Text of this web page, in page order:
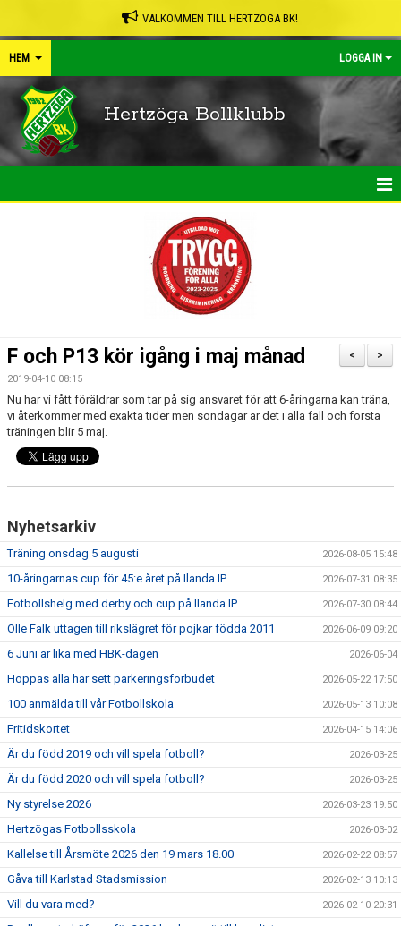
VÄLKOMMEN TILL HERTZÖGA BK!
HEM LOGGA IN
Hertzöga Bollklubb
SHOP
FRISPARKEN
BLI MEDLEM
MATCHER
KONTAKTER & LAG
SPONSORER
>
<
F och P13 kör igång i maj månad
2019-04-10 08:15
Nu har vi fått föräldrar som tar på sig ansvaret för att 6-åringarna kan träna,
vi återkommer med exakta tider men söndagar är det i alla fall och första
träningen blir 5 maj.
Nyhetsarkiv
Träning onsdag 5 augusti 2026-08-05 15:48
10-åringarnas cup för 45:e året på Ilanda IP 2026-07-31 08:35
Fotbollshelg med derby och cup på Ilanda IP 2026-07-30 08:44
Olle Falk uttagen till rikslägret för pojkar födda 2011 2026-06-09 09:20
6 Juni är lika med HBK-dagen 2026-06-04
Hoppas alla har sett parkeringsförbudet 2026-05-22 17:50
100 anmälda till vår Fotbollskola 2026-05-13 10:08
Fritidskortet 2026-04-15 14:06
Är du född 2019 och vill spela fotboll? 2026-03-25
Är du född 2020 och vill spela fotboll? 2026-03-25
Ny styrelse 2026 2026-03-23 19:50
Hertzögas Fotbollsskola 2026-03-02
Kallelse till Årsmöte 2026 den 19 mars 18.00 2026-02-22 08:57
Gåva till Karlstad Stadsmission 2026-02-13 10:13
Vill du vara med? 2026-02-10 20:31